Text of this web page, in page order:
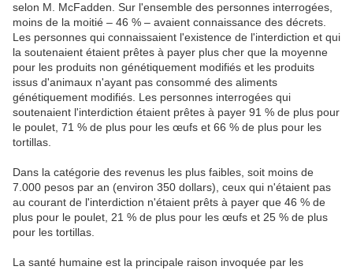
selon M. McFadden. Sur l'ensemble des personnes interrogées,
moins de la moitié – 46 % – avaient connaissance des décrets.
Les personnes qui connaissaient l'existence de l'interdiction et qui
la soutenaient étaient prêtes à payer plus cher que la moyenne
pour les produits non génétiquement modifiés et les produits
issus d'animaux n'ayant pas consommé des aliments
génétiquement modifiés. Les personnes interrogées qui
soutenaient l'interdiction étaient prêtes à payer 91 % de plus pour
le poulet, 71 % de plus pour les œufs et 66 % de plus pour les
tortillas.
Dans la catégorie des revenus les plus faibles, soit moins de
7.000 pesos par an (environ 350 dollars), ceux qui n'étaient pas
au courant de l'interdiction n'étaient prêts à payer que 46 % de
plus pour le poulet, 21 % de plus pour les œufs et 25 % de plus
pour les tortillas.
La santé humaine est la principale raison invoquée par les